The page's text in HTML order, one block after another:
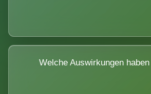
Welche Auswirkungen